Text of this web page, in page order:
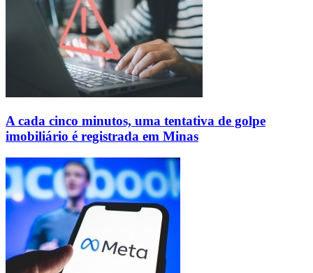
A cada cinco minutos, uma tentativa de golpe
imobiliário é registrada em Minas